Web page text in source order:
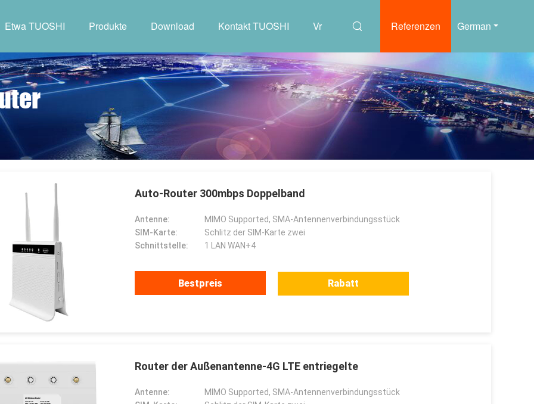
German
Referenzen
Etwa TUOSHI Produkte Download Kontakt TUOSHI Vr
Auto-Router 300mbps Doppelband
Antenne:
MIMO Supported, SMA-Antennenverbindungsstück
SIM-Karte:
Schlitz der SIM-Karte zwei
Schnittstelle:
1 LAN WAN+4
Bestpreis Rabatt
Router der Außenantenne-4G LTE entriegelte
Antenne:
MIMO Supported, SMA-Antennenverbindungsstück